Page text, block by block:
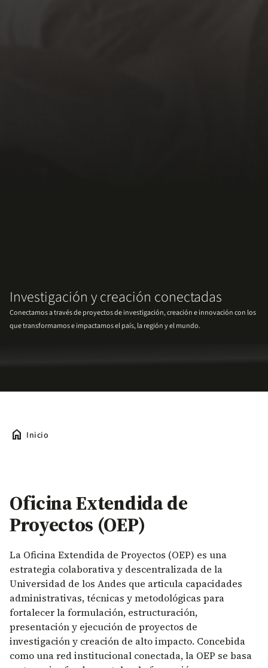
Investigación y creación conectadas
Conectamos a través de proyectos de investigación, creación e innovación con los
que transformamos e impactamos el país, la región y el mundo.
home Inicio
Oficina Extendida de
Proyectos (OEP)
La Oficina Extendida de Proyectos (OEP) es una
estrategia colaborativa y descentralizada de la
Universidad de los Andes que articula capacidades
administrativas, técnicas y metodológicas para
fortalecer la formulación, estructuración,
presentación y ejecución de proyectos de
investigación y creación de alto impacto. Concebida
como una red institucional conectada, la OEP se basa